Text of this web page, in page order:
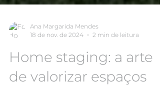
Ana Margarida Mendes
18 de nov. de 2024
2 min de leitura